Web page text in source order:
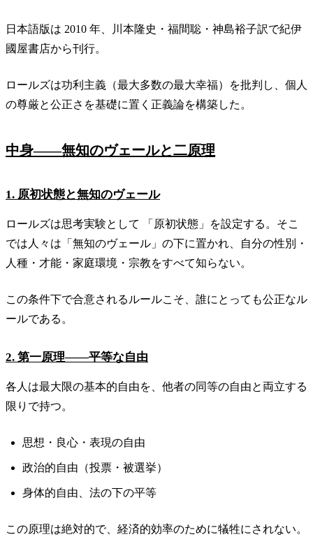
日本語版は 2010 年、川本隆史・福間聡・神島裕子訳で紀伊
國屋書店から刊行。
ロールズは功利主義（最大多数の最大幸福）を批判し、個人
の尊厳と公正さを基礎に置く正義論を構築した。
中身——無知のヴェールと二原理
1. 原初状態と無知のヴェール
ロールズは思考実験として 「原初状態」を設定する。そこ
では人々は「無知のヴェール」の下に置かれ、自分の性別・
人種・才能・家庭環境・宗教をすべて知らない。
この条件下で合意されるルールこそ、誰にとっても公正なル
ールである。
2. 第一原理——平等な自由
各人は最大限の基本的自由を、他者の同等の自由と両立する
限りで持つ。
思想・良心・表現の自由
政治的自由（投票・被選挙）
身体的自由、法の下の平等
この原理は絶対的で、経済的効率のために犠牲にされない。